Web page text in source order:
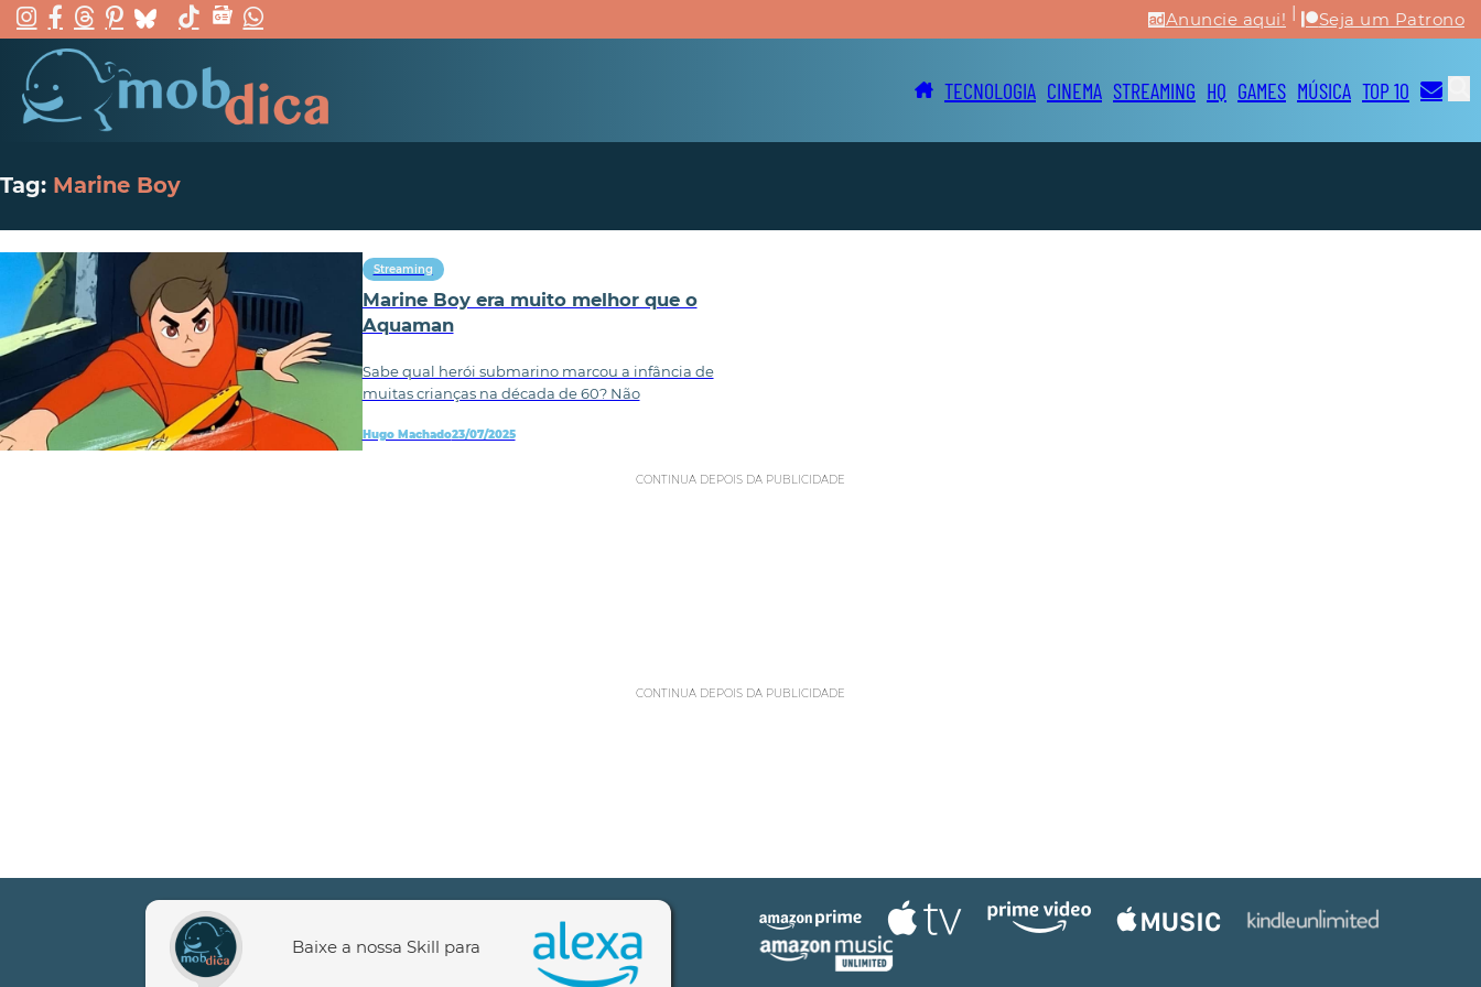
Anuncie aqui! | Seja um Patrono
TECNOLOGIA CINEMA STREAMING HQ GAMES MÚSICA TOP 10
Tag: Marine Boy
Streaming
Marine Boy era muito melhor que o
Aquaman
Sabe qual herói submarino marcou a infância de
muitas crianças na década de 60? Não
Hugo Machado23/07/2025
CONTINUA DEPOIS DA PUBLICIDADE
CONTINUA DEPOIS DA PUBLICIDADE
Baixe a nossa Skill para